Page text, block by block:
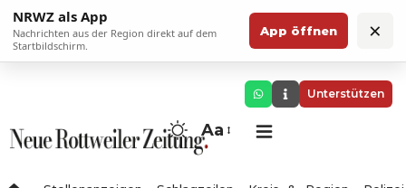
NRWZ als App
Nachrichten aus der Region direkt auf dem
Startbildschirm.
App öffnen ×
Unterstützen
Aa